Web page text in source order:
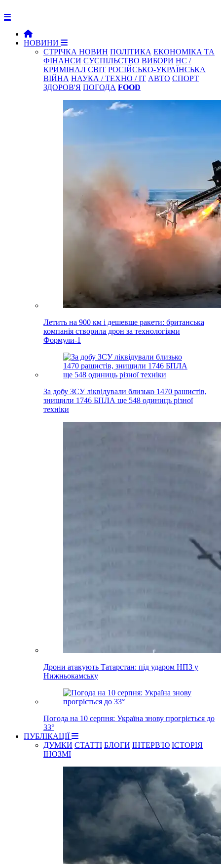
НОВИНИ
СТРІЧКА НОВИН ПОЛІТИКА ЕКОНОМІКА ТА
ФІНАНСИ СУСПІЛЬСТВО ВИБОРИ НС /
КРИМІНАЛ СВІТ РОСІЙСЬКО-УКРАЇНСЬКА
ВІЙНА НАУКА / ТЕХНО / IT АВТО СПОРТ
ЗДОРОВ'Я ПОГОДА FOOD
Летить на 900 км і дешевше ракети: британська
компанія створила дрон за технологіями
Формули-1
За добу ЗСУ ліквідували близько 1470 рашистів,
знищили 1746 БПЛА ще 548 одиниць різної
техніки
Дрони атакують Татарстан: під ударом НПЗ у
Нижньокамську
Погода на 10 серпня: Україна знову прогріється до
33°
ПУБЛІКАЦІЇ
ДУМКИ СТАТТІ БЛОГИ ІНТЕРВ'Ю ІСТОРІЯ
ІНОЗМІ